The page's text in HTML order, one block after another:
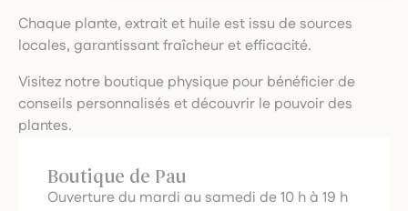
Chaque plante, extrait et huile est issu de sources
locales, garantissant fraîcheur et efficacité.
Visitez notre boutique physique pour bénéficier de
conseils personnalisés et découvrir le pouvoir des
plantes.
Boutique de Pau
Ouverture du mardi au samedi de 10 h à 19 h